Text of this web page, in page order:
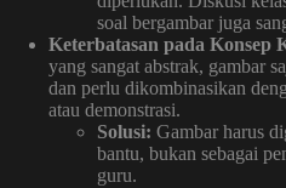
soal bergambar juga
Keterbatasan pada Konsep
yang sangat abstrak, gambar
dan perlu dikombinasikan
atau demonstrasi.
Solusi: Gambar harus
bantu, bukan sebagai
guru.